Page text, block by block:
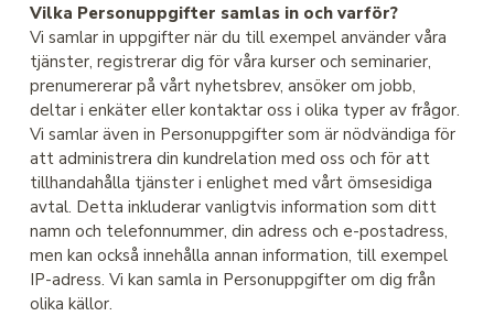
Vilka Personuppgifter samlas in och varför?
Vi samlar in uppgifter när du till exempel använder våra
tjänster, registrerar dig för våra kurser och seminarier,
prenumererar på vårt nyhetsbrev, ansöker om jobb,
deltar i enkäter eller kontaktar oss i olika typer av frågor.
Vi samlar även in Personuppgifter som är nödvändiga för
att administrera din kundrelation med oss och för att
tillhandahålla tjänster i enlighet med vårt ömsesidiga
avtal. Detta inkluderar vanligtvis information som ditt
namn och telefonnummer, din adress och e-postadress,
men kan också innehålla annan information, till exempel
IP-adress. Vi kan samla in Personuppgifter om dig från
olika källor.